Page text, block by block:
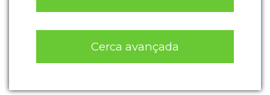
Cerca avançada